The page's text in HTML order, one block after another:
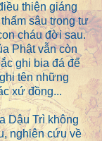
thiện giáng
sâu trong tư
cháu đời sau.
Phật vẫn còn
ghi bia đá để
tên những
xứ đồng...
Dậu Trì không
nghiên cứu về